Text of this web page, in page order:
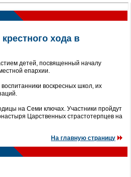
хода в
детей, посвященный началу
епархии.
воскресных школ, их
на Семи ключах. Участники пройдут
Царственных страстотерпцев на
На главную страницу